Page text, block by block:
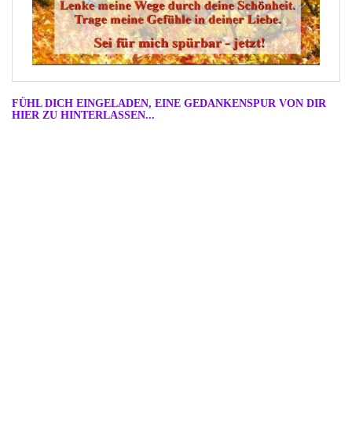
FÜHL DICH EINGELADEN, EINE GEDANKENSPUR VON DIR
HIER ZU HINTERLASSEN...